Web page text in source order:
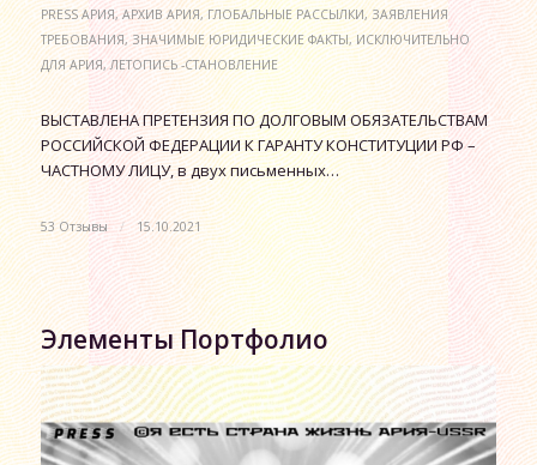
PRESS АРИЯ,АРХИВ АРИЯ,ГЛОБАЛЬНЫЕ РАССЫЛКИ,ЗАЯВЛЕНИЯ
ТРЕБОВАНИЯ,ЗНАЧИМЫЕ ЮРИДИЧЕСКИЕ ФАКТЫ,ИСКЛЮЧИТЕЛЬНО
ДЛЯ АРИЯ,ЛЕТОПИСЬ -СТАНОВЛЕНИЕ
ВЫСТАВЛЕНА ПРЕТЕНЗИЯ ПО ДОЛГОВЫМ ОБЯЗАТЕЛЬСТВАМ
РОССИЙСКОЙ ФЕДЕРАЦИИ К ГАРАНТУ КОНСТИТУЦИИ РФ –
ЧАСТНОМУ ЛИЦУ, в двух письменных…
53 Отзывы / 15.10.2021
Элементы Портфолио